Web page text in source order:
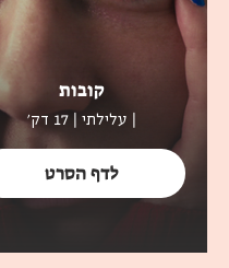
והבמאים.
קובות
| עלילתי | 17 דק'
לדף הסרט